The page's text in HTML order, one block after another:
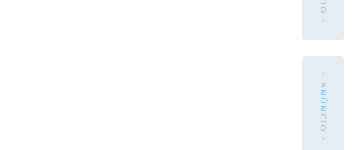
- ANÚNCIO -